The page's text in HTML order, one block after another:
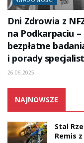
Dni Zdrowia z
na Podkarpaciu –
bezpłatne
i porady
26.06.2025
NAJNOWSZE
Stal
Remis z